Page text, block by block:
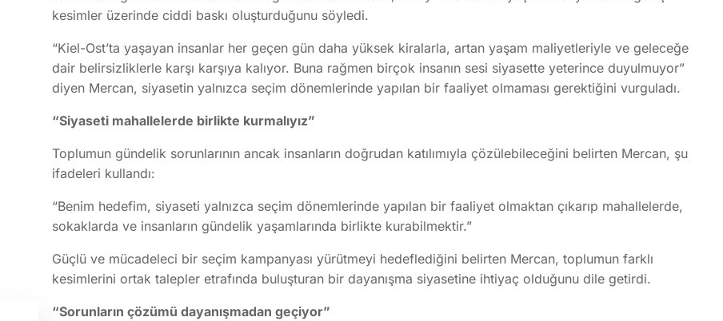
kesimler üzerinde ciddi baskı oluşturduğunu söyledi.
“Kiel-Ost’ta yaşayan insanlar her geçen gün daha yüksek kiralarla, artan yaşam maliyetleriyle ve geleceğe
dair belirsizliklerle karşı karşıya kalıyor. Buna rağmen birçok insanın sesi siyasette yeterince duyulmuyor”
diyen Mercan, siyasetin yalnızca seçim dönemlerinde yapılan bir faaliyet olmaması gerektiğini vurguladı.
“Siyaseti mahallelerde birlikte kurmalıyız”
Toplumun gündelik sorunlarının ancak insanların doğrudan katılımıyla çözülebileceğini belirten Mercan, şu
ifadeleri kullandı:
“Benim hedefim, siyaseti yalnızca seçim dönemlerinde yapılan bir faaliyet olmaktan çıkarıp mahallelerde,
sokaklarda ve insanların gündelik yaşamlarında birlikte kurabilmektir.”
Güçlü ve mücadeleci bir seçim kampanyası yürütmeyi hedeflediğini belirten Mercan, toplumun farklı
kesimlerini ortak talepler etrafında buluşturan bir dayanışma siyasetine ihtiyaç olduğunu dile getirdi.
“Sorunların çözümü dayanışmadan geçiyor”